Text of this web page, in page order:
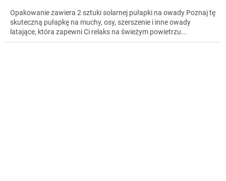
Opakowanie zawiera 2 sztuki solarnej pułapki na owady Poznaj tę
skuteczną pułapkę na muchy, osy, szerszenie i inne owady
latające, która zapewni Ci relaks na świeżym powietrzu...